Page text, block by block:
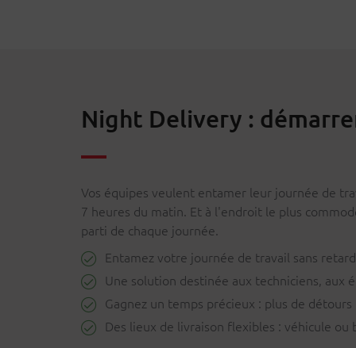
Night Delivery :
Vos équipes veulent entamer leur journée de
7 heures du matin. Et à l'endroit le plus
parti de chaque journée.
Entamez votre journée de travail sans
Une solution destinée aux techniciens, aux
Gagnez un temps précieux : plus de
Des lieux de livraison flexibles : véhicule ou